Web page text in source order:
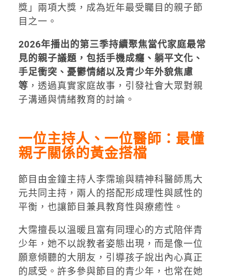
獎」兩項大獎，成為近年最受矚目的親子節
目之一。
2026年播出的第三季持續聚焦當代家庭最常
見的親子議題，包括手機成癮、躺平文化、
手足衝突、憂鬱情緒以及青少年外貌焦慮
等 ，透過真實家庭故事，引發社會大眾對親
子溝通與情緒教育的討論。
一位主持人、一位醫師：最懂
親子關係的黃金搭檔
節目由金鐘主持人李霈瑜與精神科醫師馬大
元共同主持，兩人的搭配形成理性與感性的
平衡，也讓節目兼具教育性與療癒性。
大霈擅長以溫暖且富有同理心的方式陪伴青
少年，她不以說教者姿態出現，而是像一位
願意傾聽的大朋友，引導孩子說出內心真正
的感受。許多參與節目的青少年，也常在她